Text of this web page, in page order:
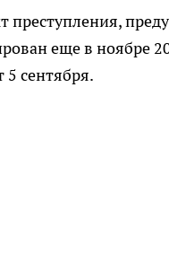
преступления,
еще в ноябре
5 сентября.